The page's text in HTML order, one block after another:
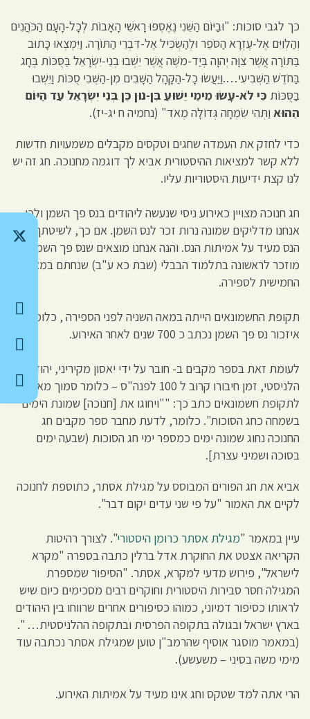
כך לגבי סוכות: "וּבַיּוֹם הַשֵּׁנִי נֶאֶסְפוּ רָאשֵׁי הָאָבוֹת לְכָל-הָעָם הַכֹּהֲנִים
וְהַלְוִיִּם אֶל-עֶזְרָא הַסֹּפֵר וּלְהַשְׂכִּיל אֶל-דִּבְרֵי הַתּוֹרָה. וַיִּמְצְאוּ כָּתוּב
בַּתּוֹרָה אֲשֶׁר צִוָּה יְהוָה בְּיַד-מֹשֶׁה אֲשֶׁר יֵשְׁבוּ בְנֵי-יִשְׂרָאֵל בַּסֻּכּוֹת בֶּחָג
בַּחֹדֶשׁ הַשְּׁבִיעִי….וַיַּעֲשׂוּ כָל-הַקָּהָל הַשָּׁבִים מִן-הַשְּׁבִי סֻכּוֹת וַיֵּשְׁבוּ
בַסֻּכּוֹת כִּי לֹא-עָשׂוּ מִימֵי יֵשׁוּעַ בִּן-נוּן כֵּן בְּנֵי יִשְׂרָאֵל עַד הַיּוֹם
הַהוּא וַתְּהִי שִׂמְחָה גְּדוֹלָה מְאֹד" (נחמיה ח יג-יז).
כדי לחזק את העמדה שחגים וטקסים מקבלים משמעויות חדשות
ללא קשר למציאות ההיסטורית אביא לך דוגמה מחנוכה. חג זה יש
לנו קצת ידיעות היסטוריות עליו.
חג חנוכה מצויין כאירוע ניסי שנעשה ליהודים בנס פך השמן ולכן
אנחנו מדליקים שמונה נרות זכר לנס השמן. אם כך, לשיטתך, ציון
הנס מעיד על אמיתות הנס. והנה אנחנו מוצאים שנס פך השמן
מוזכר לראשונה בתלמוד הבבלי (שבת כא ע"ב) שנחתם במאה
החמישית לספירה.
תקופת החשמונאים הייתה במאה השניה לפני הספירה , כלומר
איזכור נס פך השמן נכתב כ 700 שנים לאחר האירוע.
לעומת זאת בספר מקבים ב- חובר על ידי יאסון מקיריני, יהודי
הלניסטי, זמן חיבורו קרוב ל 100 לפנה"ס – כלומר סמוך מאוד
לתקופת חשמונאים כתב כך: ""ויחוגו את [חנוכה] שמונת הימים
בשמחה כחג הסוכות". כלומר, לדעת מחבר ספר מקבים חג
החנוכה נחוג שמונה ימים כמספר ימי חג הסוכות (שבעה ימים
בסוכה ושמיני עצרת].
אביא את חג הפורים המבוסס על מגילת אסתר, כתוספת לחנוכה
לקיים את האמור "על פי שני עדים יקום דבר".
עיין במאמר "מגילת אסתר כרומן היסטורי". לצורך רהיטות
הקריאה אצטט את החוקרת אדל ברלין כתבה בספרה "מקרא
לישראל", פירוש מדעי למקרא, אסתר. "הסיפור שמספרת
המגילה חסר סבירות היסטורית וחוקרים רבים מסכימים כיום שיש
לראותו כסיפור דמיוני, כמוהו כסיפורים אחרים שרווחו בין היהודים
בארץ ישראל ובגולה בתקופה הפרסית ובתקופה ההלניסטית… ".
(במאמר מוסגר אוסיף שהרמב"ן טוען שמגילת אסתר נכתבה עוד
מימי משה בסיני – משעשע).
הרי אתה למד שטקס וחג אינו מעיד על אמיתות האירוע.